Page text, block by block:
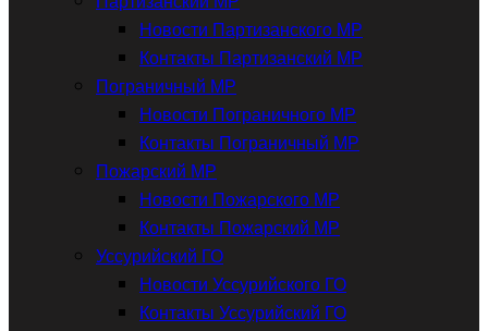
Новости Партизанского МР
Контакты Партизанский МР
Пограничный МР
Новости Пограничного МР
Контакты Пограничный МР
Пожарский МР
Новости Пожарского МР
Контакты Пожарский МР
Уссурийский ГО
Новости Уссурийского ГО
Контакты Уссурийский ГО